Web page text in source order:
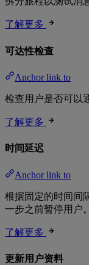
了解更多
可达性检查
Anchor link to
检查用户是否可以
了解更多
时间延迟
Anchor link to
根据固定的时间间
一步之前暂停用户。
了解更多
更新用户资料